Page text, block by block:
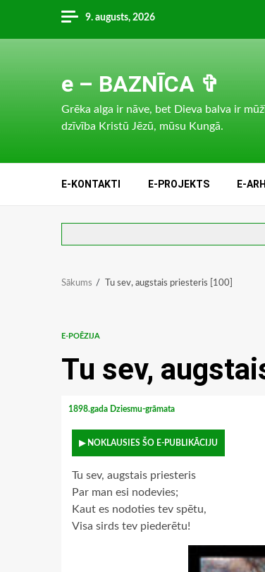
content
9. augusts, 2026
e – BAZNĪCA ✞
Grēka alga ir nāve, bet Dieva balva ir
dzīvība Kristū Jēzū, mūsu Kungā.
E-KONTAKTI E-PROJEKTS E-
Sākums Tu sev, augstais priesteris [100]
E-POĒZIJA
Tu sev,
1898.gada Dziesmu-grāmata
▶ NOKLAUSIES ŠO E-PUBLIKĀCIJU
Tu sev, augstais priesteris
Par man esi nodevies;
Kaut es nodoties tev spētu,
Visa sirds tev piederētu!